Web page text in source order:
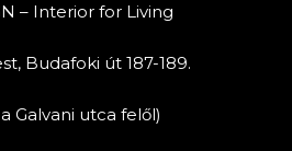
– Interior for Living
Budafoki út 187-189.
Galvani utca felől)